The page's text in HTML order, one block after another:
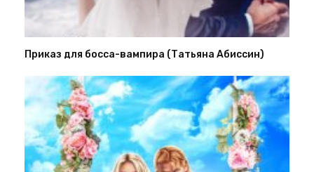
Приказ для босса-вампира (Татьяна Абиссин)